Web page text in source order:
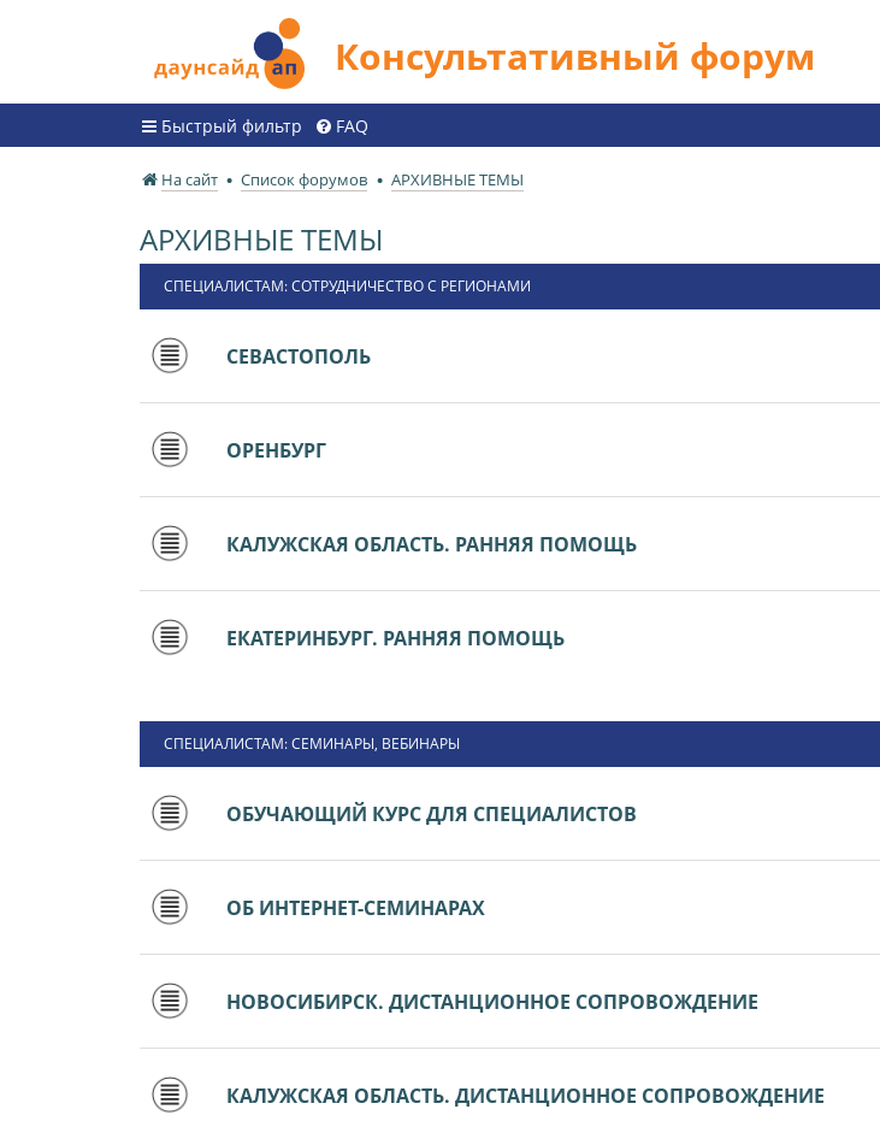
Консультативный форум
Быстрый фильтр FAQ
На сайт Список форумов АРХИВНЫЕ ТЕМЫ
АРХИВНЫЕ ТЕМЫ
СПЕЦИАЛИСТАМ: СОТРУДНИЧЕСТВО С РЕГИОНАМИ
СЕВАСТОПОЛЬ
ОРЕНБУРГ
КАЛУЖСКАЯ ОБЛАСТЬ. РАННЯЯ ПОМОЩЬ
ЕКАТЕРИНБУРГ. РАННЯЯ ПОМОЩЬ
СПЕЦИАЛИСТАМ: СЕМИНАРЫ, ВЕБИНАРЫ
ОБУЧАЮЩИЙ КУРС ДЛЯ СПЕЦИАЛИСТОВ
ОБ ИНТЕРНЕТ-СЕМИНАРАХ
НОВОСИБИРСК. ДИСТАНЦИОННОЕ СОПРОВОЖДЕНИЕ
КАЛУЖСКАЯ ОБЛАСТЬ. ДИСТАНЦИОННОЕ СОПРОВОЖДЕНИЕ